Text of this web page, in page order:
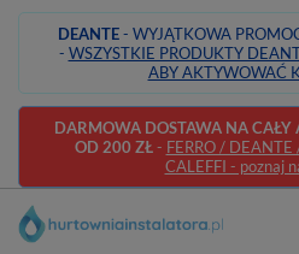
DEANTE- WYJĄTKOWA
- WSZYSTKIE PRODUKTY
ABY AKTYWOWAĆ
DARMOWA DOSTAWA NA CAŁY
OD 200 ZŁ- FERRO /
CALEFFI - poznaj